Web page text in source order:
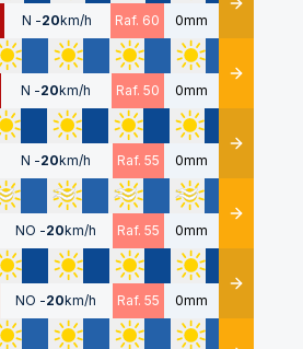
N -20km/h Raf. 60 0mm Détails
N -20km/h Raf. 50 0mm Détails
N -20km/h Raf. 55 0mm Détails
NO -20km/h Raf. 55 0mm Détails
NO -20km/h Raf. 55 0mm Détails